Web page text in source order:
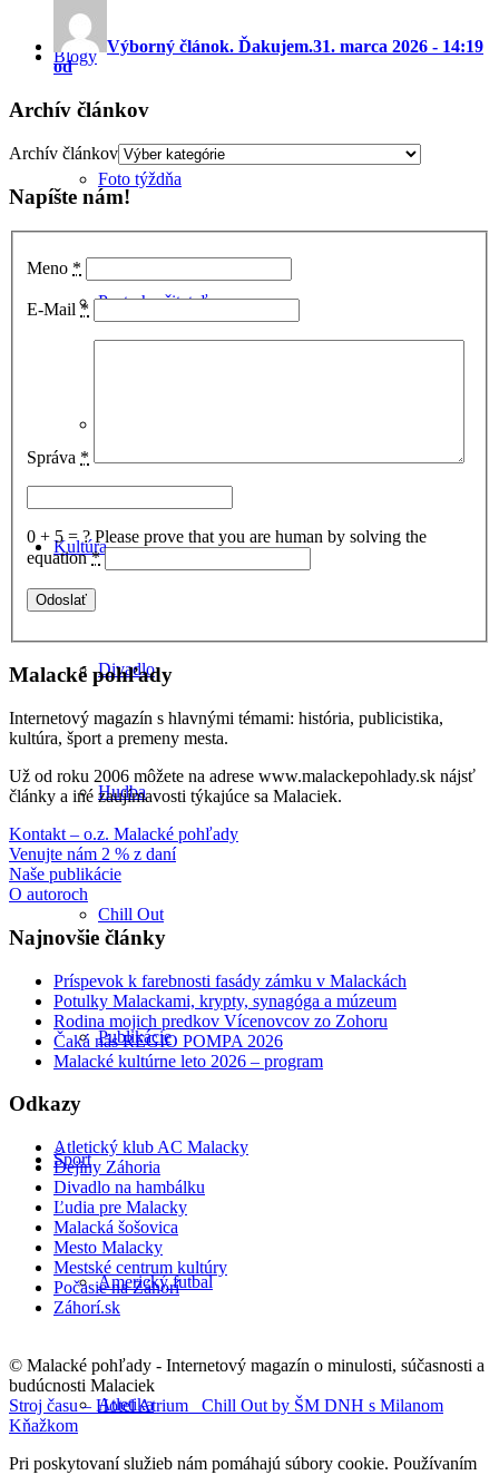
Blogy
Foto týždňa
Postrehy čitateľov
Kultúra
Divadlo
Hudba
Chill Out
Publikácie
Šport
Americký futbal
Atletika
Výborný článok. Ďakujem.31. marca 2026 - 14:19
od
Archív článkov
Archív článkov
Napíšte nám!
Meno *
E-Mail*
Správa *
0 + 5 = ? Please prove that you are human by solving the
equation*
Malacké pohľady
Internetový magazín s hlavnými témami: história, publicistika,
kultúra, šport a premeny mesta.
Už od roku 2006 môžete na adrese www.malackepohlady.sk nájsť
články a iné zaujímavosti týkajúce sa Malaciek.
Kontakt – o.z. Malacké pohľady
Venujte nám 2 % z daní
Naše publikácie
O autoroch
Najnovšie články
Príspevok k farebnosti fasády zámku v Malackách
Potulky Malackami, krypty, synagóga a múzeum
Rodina mojich predkov Vícenovcov zo Zohoru
Čaká nás REGIO POMPA 2026
Malacké kultúrne leto 2026 – program
Odkazy
Atletický klub AC Malacky
Dejiny Záhoria
Divadlo na hambálku
Ľudia pre Malacky
Malacká šošovica
Mesto Malacky
Mestské centrum kultúry
Počasie na Záhorí
Záhorí.sk
© Malacké pohľady - Internetový magazín o minulosti, súčasnosti a
budúcnosti Malaciek
Stroj času – Hotel Atrium
Chill Out by ŠM DNH s Milanom
Kňažkom
Pri poskytovaní služieb nám pomáhajú súbory cookie. Používaním